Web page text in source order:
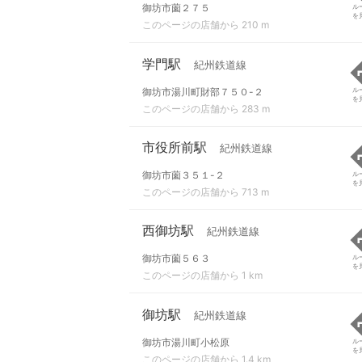
御坊市薗２７５
このページの店舗から 210 m
ル
を
学門駅 紀州鉄道線
御坊市湯川町財部７５０-２
このページの店舗から 283 m
ル
を
市役所前駅 紀州鉄道線
御坊市薗３５１-２
このページの店舗から 713 m
ル
を
西御坊駅 紀州鉄道線
御坊市薗５６３
このページの店舗から 1 km
ル
を
御坊駅 紀州鉄道線
御坊市湯川町小松原
このページの店舗から 1.4 km
ル
を